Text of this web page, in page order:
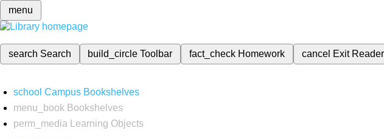
menu
search Search build_circleToolbar fact_check Homework cancel Exit
school Campus Bookshelves
menu_book Bookshelves
perm_media
Learning Objects